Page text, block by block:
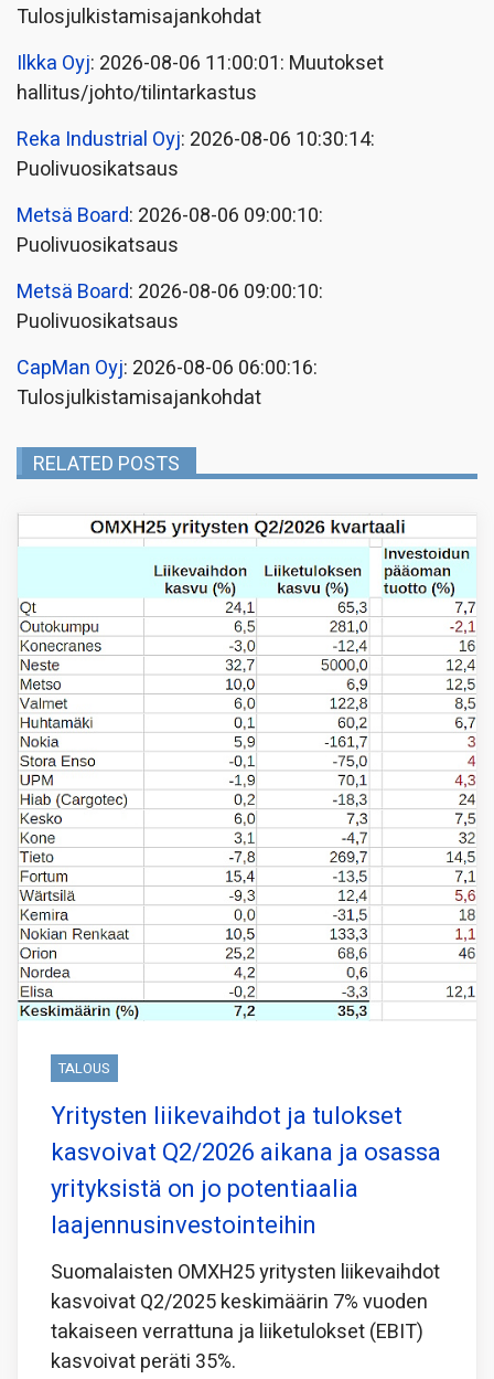
Tulosjulkistamisajankohdat
Ilkka Oyj: 2026-08-06 11:00:01: Muutokset
hallitus/johto/tilintarkastus
Reka Industrial Oyj: 2026-08-06 10:30:14:
Puolivuosikatsaus
Metsä Board: 2026-08-06 09:00:10:
Puolivuosikatsaus
Metsä Board: 2026-08-06 09:00:10:
Puolivuosikatsaus
CapMan Oyj: 2026-08-06 06:00:16:
Tulosjulkistamisajankohdat
RELATED POSTS
TALOUS
Yritysten liikevaihdot ja tulokset
kasvoivat Q2/2026 aikana ja osassa
yrityksistä on jo potentiaalia
laajennusinvestointeihin
Suomalaisten OMXH25 yritysten liikevaihdot
kasvoivat Q2/2025 keskimäärin 7% vuoden
takaiseen verrattuna ja liiketulokset (EBIT)
kasvoivat peräti 35%.